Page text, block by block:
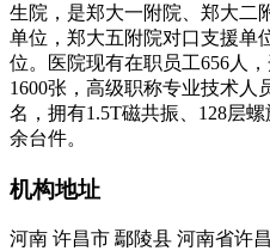
生院，是郑大一附院、郑大二
单位，郑大五附院对口支援单
位。医院现有在职员工656人
1600张，高级职称专业技术人
名，拥有1.5T磁共振、128层
余台件。
机构地址
河南 许昌市 鄢陵县 河南省许